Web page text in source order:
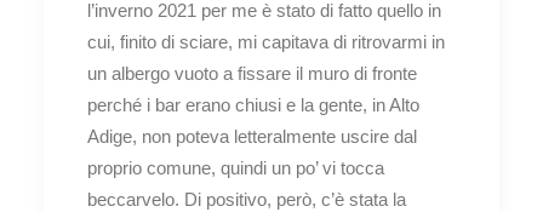
l’inverno 2021 per me è stato di fatto quello in
cui, finito di sciare, mi capitava di ritrovarmi in
un albergo vuoto a fissare il muro di fronte
perché i bar erano chiusi e la gente, in Alto
Adige, non poteva letteralmente uscire dal
proprio comune, quindi un po’ vi tocca
beccarvelo. Di positivo, però, c’è stata la